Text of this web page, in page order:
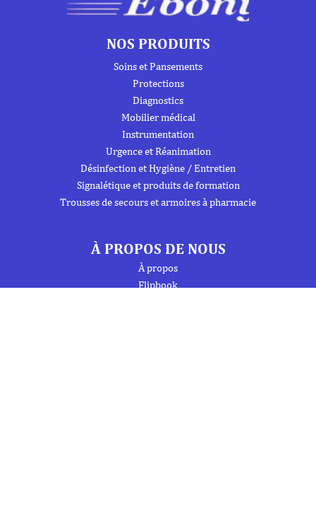
NOS PRODUITS
Soins et Pansements
Protections
Diagnostics
Mobilier médical
Instrumentation
Urgence et Réanimation
Désinfection et Hygiène / Entretien
Signalétique et produits de formation
Trousses de secours et armoires à pharmacie
À PROPOS DE NOUS
À propos
Flipbook